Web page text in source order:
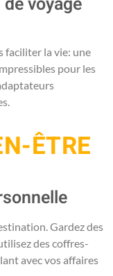
faciliter la vie: une
pour les
ÊTRE
Gardez des
des coffres-
avec vos affaires